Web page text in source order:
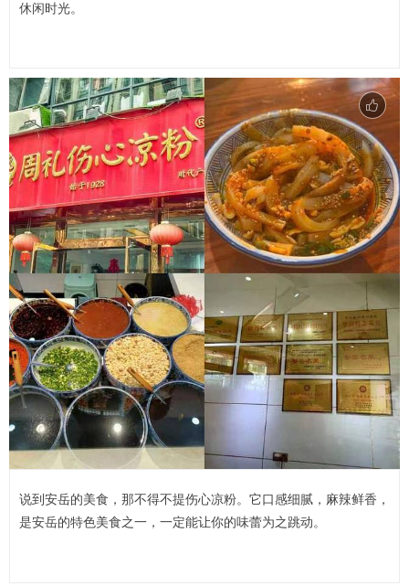
休闲时光。
说到安岳的美食，那不得不提伤心凉粉。它口感细腻，麻辣鲜香，
是安岳的特色美食之一，一定能让你的味蕾为之跳动。